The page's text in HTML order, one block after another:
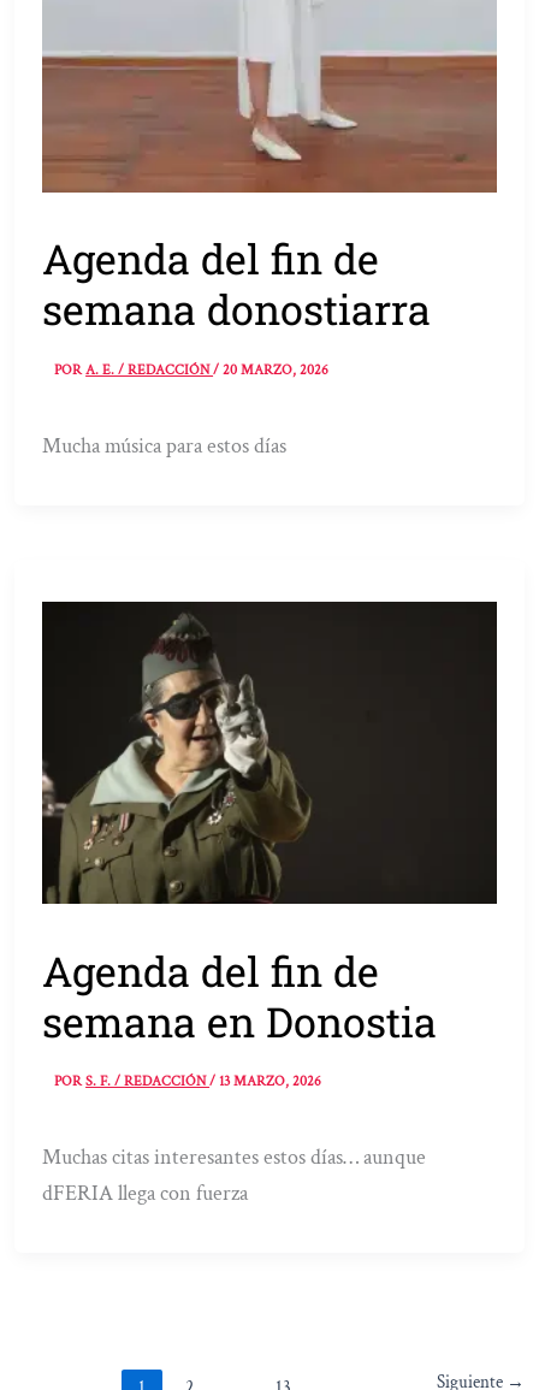
Agenda del fin de
semana donostiarra
PORA. E. / REDACCIÓN/20 MARZO, 2026
Mucha música para estos días
Agenda del fin de
semana en Donostia
PORS. F. / REDACCIÓN/13 MARZO, 2026
Muchas citas interesantes estos días… aunque
dFERIA llega con fuerza
Siguiente →